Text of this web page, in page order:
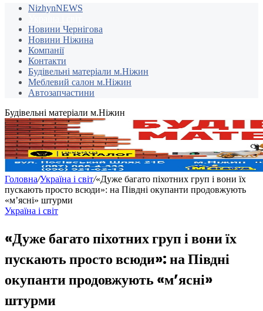
NizhynNEWS
Новини Чернігова
Новини Ніжина
Компанії
Контакти
Будівельні матеріали м.Ніжин
Меблевий салон м.Ніжин
Автозапчастини
Будівельні матеріали м.Ніжин
Головна/Україна і світ/«Дуже багато піхотних груп і вони їх
пускають просто всюди»: на Півдні окупанти продовжують
«м’ясні» штурми
Україна і світ
«Дуже багато піхотних груп і вони їх
пускають просто всюди»: на Півдні
окупанти продовжують «м’ясні»
штурми